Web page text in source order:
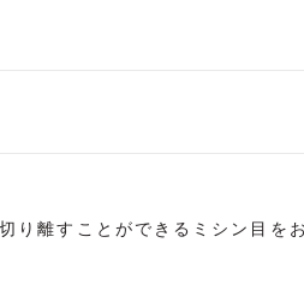
り離すことができるミシン目を